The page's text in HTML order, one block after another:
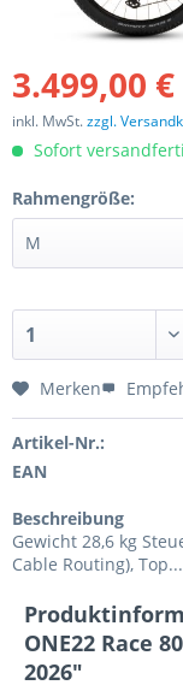
3.499,00
inkl. MwSt.zzgl.
Sofort
Rahmengröße:
Merken
Artikel-Nr.:
EAN
Beschreibung
Gewicht 28,6 kg
Cable Routing), Top...
ONE22 Race
2026"